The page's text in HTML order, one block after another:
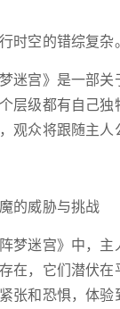
时空的错综复杂。
迷宫》是一部
层级都有自己
观众将跟随主人
的威胁与挑战
梦迷宫》中，
在，它们潜伏
张和恐惧，体验